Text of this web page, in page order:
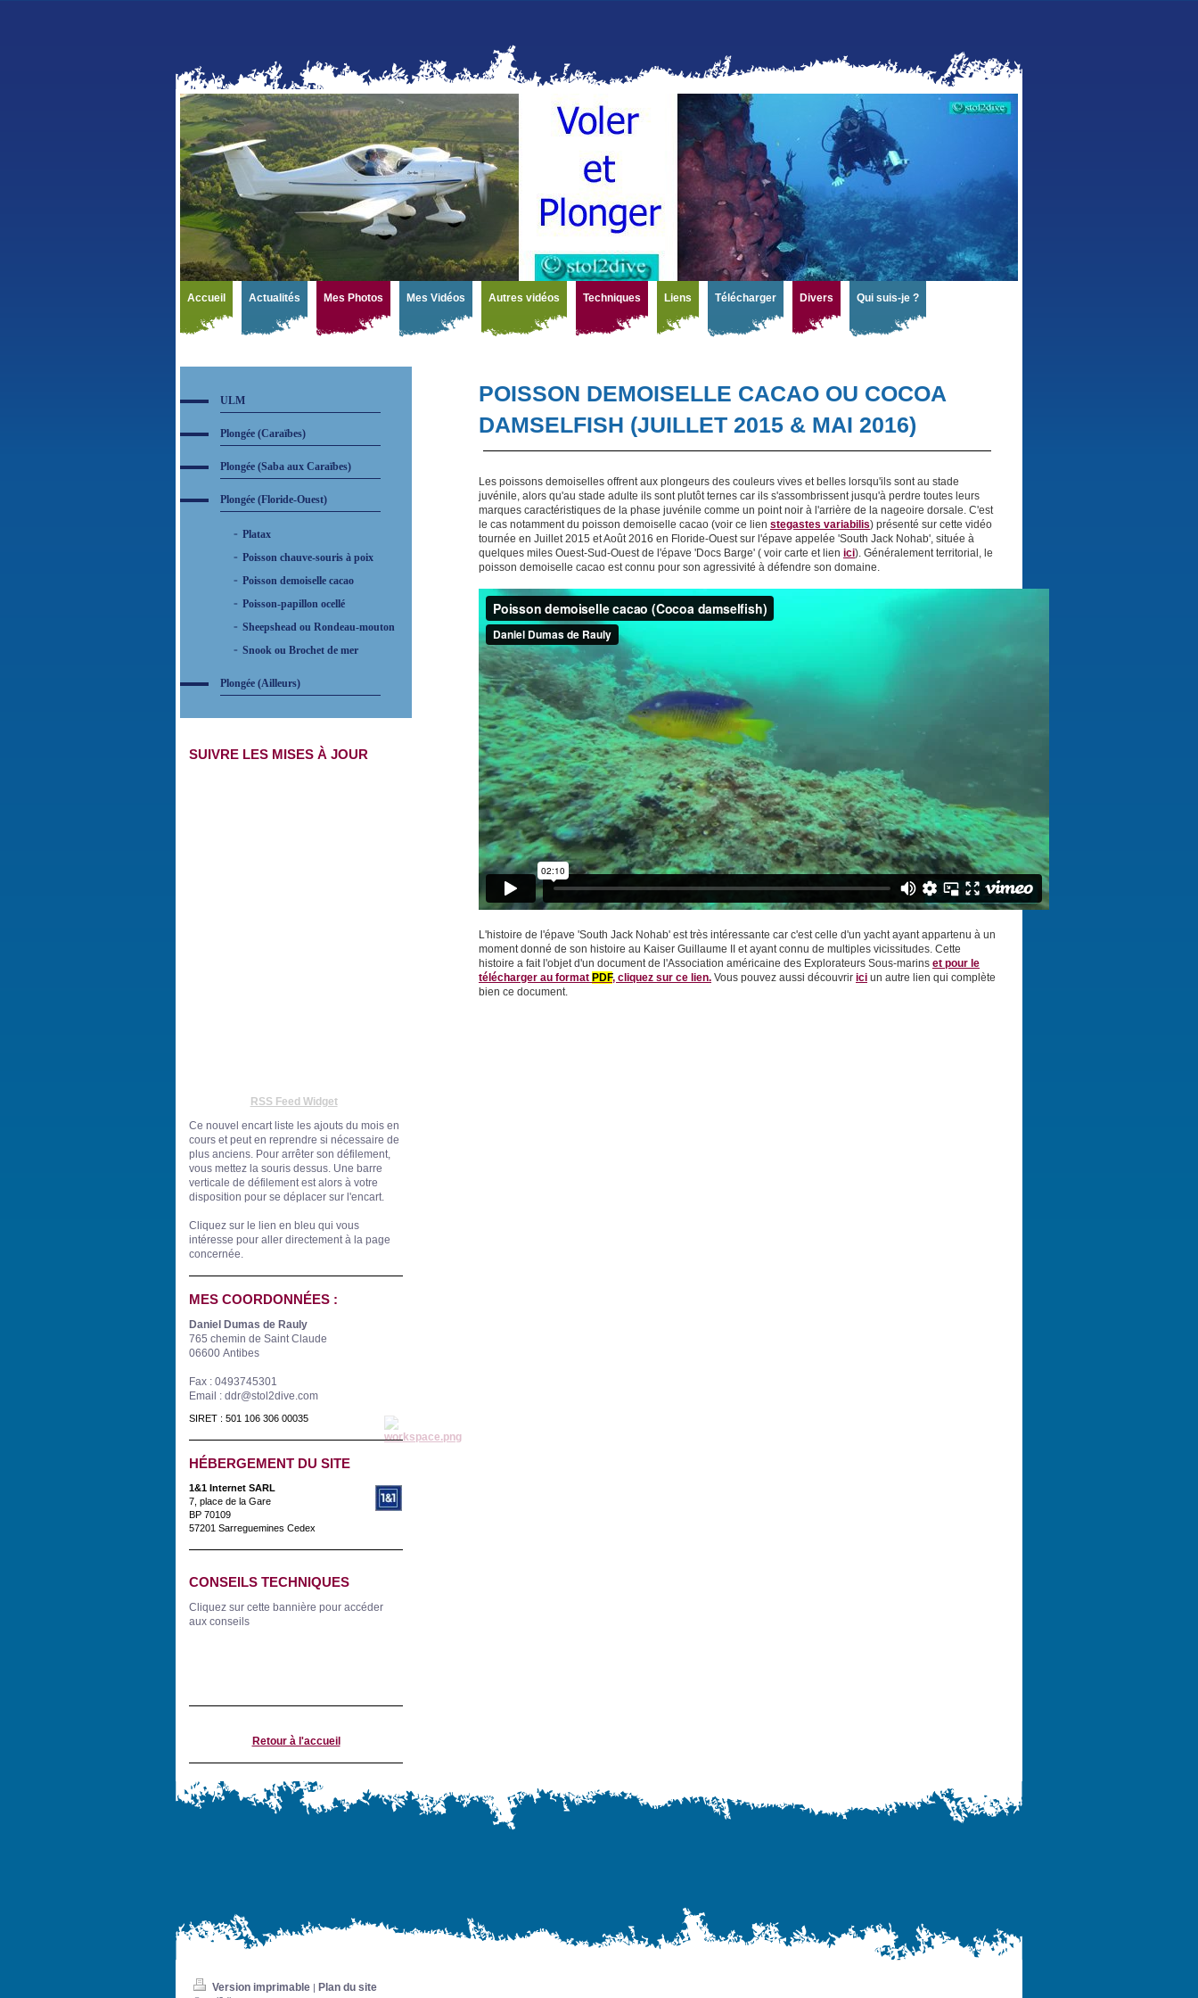
Accueil Actualités Mes Photos Mes Vidéos Autres vidéos Techniques Liens Télécharger Divers Qui suis-je ?
ULM
Plongée (Caraïbes)
Plongée (Saba aux Caraïbes)
Plongée (Floride-Ouest)
Platax
Poisson chauve-souris à poix
Poisson demoiselle cacao
Poisson-papillon ocellé
Sheepshead ou Rondeau-mouton
Snook ou Brochet de mer
Plongée (Ailleurs)
SUIVRE LES MISES À JOUR
RSS Feed Widget
Ce nouvel encart liste les ajouts du mois en
cours et peut en reprendre si nécessaire de
plus anciens. Pour arrêter son défilement,
vous mettez la souris dessus. Une barre
verticale de défilement est alors à votre
disposition pour se déplacer sur l'encart.
Cliquez sur le lien en bleu qui vous
intéresse pour aller directement à la page
concernée.
MES COORDONNÉES :
Daniel Dumas de Rauly
765 chemin de Saint Claude
06600 Antibes
Fax : 0493745301
Email : ddr@stol2dive.com
SIRET : 501 106 306 00035
HÉBERGEMENT DU SITE
1&1 Internet SARL
7, place de la Gare
BP 70109
57201 Sarreguemines Cedex
CONSEILS TECHNIQUES
Cliquez sur cette bannière pour accéder
aux conseils
Retour à l'accueil
POISSON DEMOISELLE CACAO OU COCOA
DAMSELFISH (JUILLET 2015 & MAI 2016)
Les poissons demoiselles offrent aux plongeurs des couleurs vives et belles lorsqu'ils sont au stade
juvénile, alors qu'au stade adulte ils sont plutôt ternes car ils s'assombrissent jusqu'à perdre toutes leurs
marques caractéristiques de la phase juvénile comme un point noir à l'arrière de la nageoire dorsale. C'est
le cas notamment du poisson demoiselle cacao (voir ce lien stegastes variabilis) présenté sur cette vidéo
tournée en Juillet 2015 et Août 2016 en Floride-Ouest sur l'épave appelée 'South Jack Nohab', située à
quelques miles Ouest-Sud-Ouest de l'épave 'Docs Barge' ( voir carte et lien ici). Généralement territorial, le
poisson demoiselle cacao est connu pour son agressivité à défendre son domaine.
L'histoire de l'épave 'South Jack Nohab' est très intéressante car c'est celle d'un yacht ayant appartenu à un
moment donné de son histoire au Kaiser Guillaume II et ayant connu de multiples vicissitudes. Cette
histoire a fait l'objet d'un document de l'Association américaine des Explorateurs Sous-marins et pour le
télécharger au format PDF, cliquez sur ce lien. Vous pouvez aussi découvrir ici un autre lien qui complète
bien ce document.
Version imprimable | Plan du site